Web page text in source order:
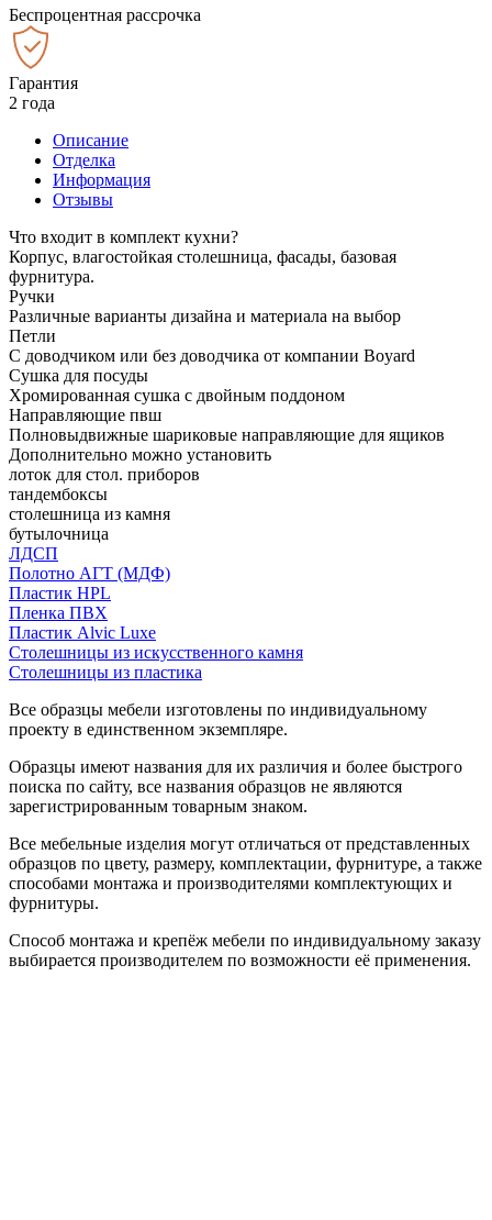
Беспроцентная рассрочка
Гарантия
2 года
Описание
Отделка
Информация
Отзывы
Что входит в комплект кухни?
Корпус, влагостойкая столешница, фасады, базовая
фурнитура.
Ручки
Различные варианты дизайна и материала на выбор
Петли
С доводчиком или без доводчика от компании Boyard
Сушка для посуды
Хромированная сушка с двойным поддоном
Направляющие пвш
Полновыдвижные шариковые направляющие для ящиков
Дополнительно можно установить
лоток для стол. приборов
тандембоксы
столешница из камня
бутылочница
ЛДСП
Полотно АГТ (МДФ)
Пластик HPL
Пленка ПВХ
Пластик Alvic Luxe
Столешницы из искусственного камня
Столешницы из пластика
Все образцы мебели изготовлены по индивидуальному
проекту в единственном экземпляре.
Образцы имеют названия для их различия и более быстрого
поиска по сайту, все названия образцов не являются
зарегистрированным товарным знаком.
Все мебельные изделия могут отличаться от представленных
образцов по цвету, размеру, комплектации, фурнитуре, а также
способами монтажа и производителями комплектующих и
фурнитуры.
Способ монтажа и крепёж мебели по индивидуальному заказу
выбирается производителем по возможности её применения.